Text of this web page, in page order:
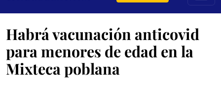
Habrá vacunación anticovid
para menores de edad en la
Mixteca poblana